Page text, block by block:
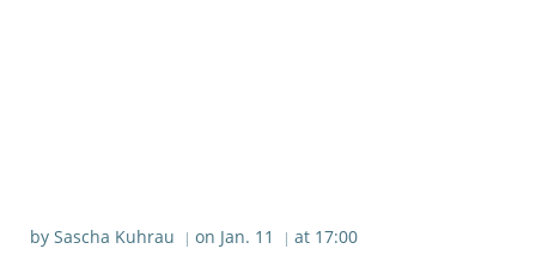
by Sascha Kuhrau | on Jan. 11 | at 17:00